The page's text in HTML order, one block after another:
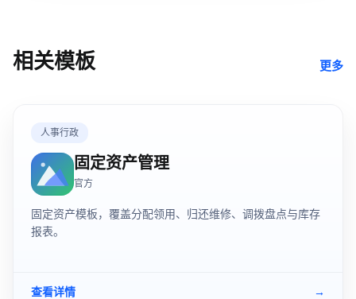
相关模板 更多
人事行政
固定资产管理
官方
固定资产模板，覆盖分配领用、归还维修、调拨盘点与库存
报表。
查看详情 →